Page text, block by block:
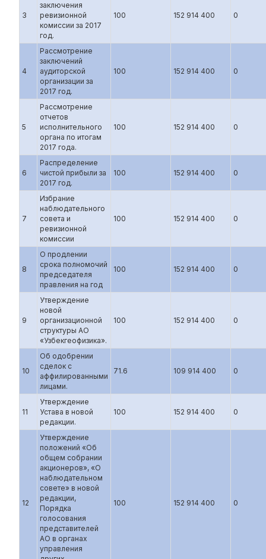
3
заключения
ревизионной
комиссии за 2017
год.
100 152 914 400 0
4
Рассмотрение
заключений
аудиторской
организации за
2017 год.
100 152 914 400 0
5
Рассмотрение
отчетов
исполнительного
органа по итогам
2017 года.
100 152 914 400 0
6
Распределение
чистой прибыли за
2017 год.
100 152 914 400 0
7
Избрание
наблюдательного
совета и
ревизионной
комиссии
100 152 914 400 0
8
О продлении
срока полномочий
председателя
правления на год
100 152 914 400 0
9
Утверждение
новой
организационной
структуры АО
«Узбекгеофизика».
100 152 914 400 0
10
Об одобрении
сделок с
аффилированными
лицами.
71.6 109 914 400 0
11
Утверждение
Устава в новой
редакции.
100 152 914 400 0
12
Утверждение
положений «Об
общем собрании
акционеров», «О
наблюдательном
совете» в новой
редакции,
Порядка
голосования
представителей
АО в органах
управления
100 152 914 400 0